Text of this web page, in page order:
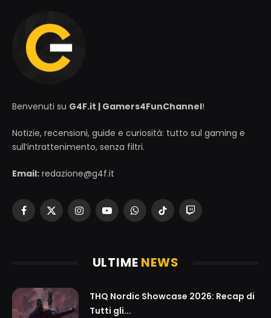
Benvenuti su G4F.it | Gamers4FunChannel!
Notizie, recensioni, guide e curiosità: tutto sul gaming e
sull’intrattenimento, senza filtri.
Email: redazione@g4f.it
Facebook
X
InstagramYouTubeWhatsAppTikTokTwitch
ULTIME NEWS
THQ Nordic Showcase 2026: Recap di
Tutti gli...